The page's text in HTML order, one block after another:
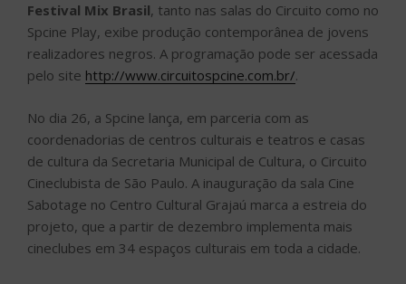
Festival Mix Brasil, tanto nas salas do Circuito como no
Spcine Play, exibe produção contemporânea de jovens
realizadores negros. A programação pode ser acessada
pelo site http://www.circuitospcine.com.br/.
No dia 26, a Spcine lança, em parceria com as
coordenadorias de centros culturais e teatros e casas
de cultura da Secretaria Municipal de Cultura, o Circuito
Cineclubista de São Paulo. A inauguração da sala Cine
Sabotage no Centro Cultural Grajaú marca a estreia do
projeto, que a partir de dezembro implementa mais
cineclubes em 34 espaços culturais em toda a cidade.